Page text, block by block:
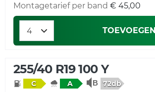
Montagetarief per band € 45,00
TOEVOEGEN
255/40 R19 100 Y
C A 72db